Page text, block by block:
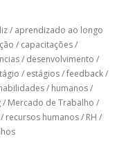
/ aprendizado ao longo
/ capacitações/
/ desenvolvimento /
/ estágios/feedback/
/ humanos/
/ Mercado de Trabalho /
/ recursos humanos/ RH /